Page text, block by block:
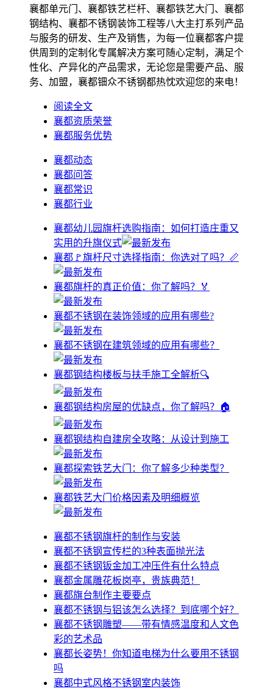
襄都单元门、襄都铁艺栏杆、襄都铁艺大门、襄都
钢结构、襄都不锈钢装饰工程等八大主打系列产品
与服务的研发、生产及销售，为每一位襄都客户提
供周到的定制化专属解决方案可随心定制，满足个
性化、产异化的产品需求，无论您是需要产品、服
务、加盟，襄都钿众不锈钢都热忱欢迎您的来电！
阅读全文
襄都资质荣誉
襄都服务优势
襄都动态
襄都问答
襄都常识
襄都行业
襄都幼儿园旗杆选购指南：如何打造庄重又
实用的升旗仪式
襄都🚩旗杆尺寸选择指南：你选对了吗？📏
襄都旗杆的真正价值：你了解吗？🏅
襄都不锈钢在装饰领域的应用有哪些?
襄都不锈钢在建筑领域的应用有哪些？
襄都钢结构楼板与扶手施工全解析🔍
襄都钢结构房屋的优缺点，你了解吗？🏠
襄都钢结构自建房全攻略：从设计到施工
襄都探索铁艺大门：你了解多少种类型？
襄都铁艺大门价格因素及明细概览
襄都不锈钢旗杆的制作与安装
襄都不锈钢宣传栏的3种表面抛光法
襄都不锈钢钣金加工冲压件有什么特点
襄都金属雕花板岗亭，贵族典范！
襄都旗台制作主要要点
襄都不锈钢与铝该怎么选择？到底哪个好？
襄都不锈钢雕塑——带有情感温度和人文色
彩的艺术品
襄都​长姿势！你知道电梯为什么要用不锈钢
吗
襄都中式风格不锈钢室内装饰